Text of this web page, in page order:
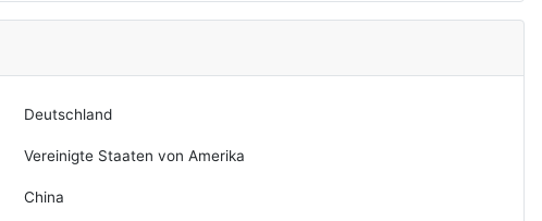
Deutschland
Vereinigte Staaten von Amerika
China